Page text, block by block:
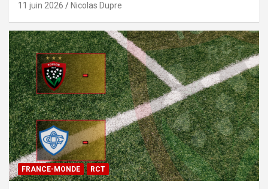
11 juin 2026 Nicolas Dupre
FRANCE-MONDE RCT